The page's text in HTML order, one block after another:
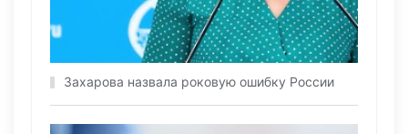
Захарова назвала роковую ошибку России